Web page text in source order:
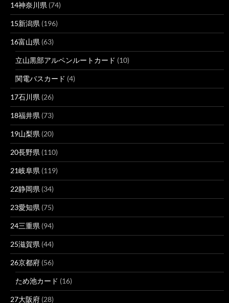
14神奈川県 (74)
15新潟県 (196)
16富山県 (63)
立山黒部アルペンルートカード (10)
関電バスカード (4)
17石川県 (26)
18福井県 (73)
19山梨県 (20)
20長野県 (110)
21岐阜県 (119)
22静岡県 (34)
23愛知県 (75)
24三重県 (94)
25滋賀県 (44)
26京都府 (56)
ため池カード (16)
27大阪府 (28)